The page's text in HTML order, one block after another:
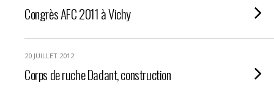
Congrès AFC 2011 à Vichy
20 JUILLET 2012
Corps de ruche Dadant, construction